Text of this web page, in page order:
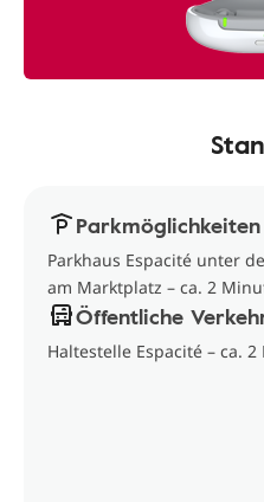
Parkmöglichkeiten
Parkhaus Espacité unter
am Marktplatz – ca. 2
Öffentliche
Haltestelle Espacité – ca.